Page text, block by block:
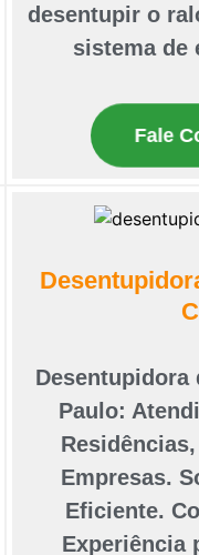
desentupir o
sistema de
Fale
Desentupidora
Paulo:
Empresas.
Eficiente.
Experiência